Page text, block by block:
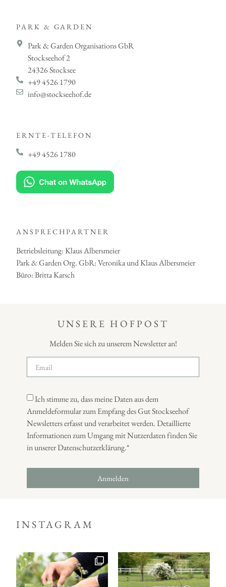
PARK & GARDEN
Park & Garden Organisations GbR
Stockseehof 2
24326 Stocksee
+49 4526 1790
info@stockseehof.de
ERNTE-TELEFON
+49 4526 1780
ANSPRECHPARTNER
Betriebsleitung: Klaus Albersmeier
Park & Garden Org. GbR: Veronika und Klaus Albersmeier
Büro: Britta Karsch
UNSERE HOFPOST
Melden Sie sich zu unserem Newsletter an!
Ich stimme zu, dass meine Daten aus dem
Anmeldeformular zum Empfang des Gut Stockseehof
Newsletters erfasst und verarbeitet werden. Detaillierte
Informationen zum Umgang mit Nutzerdaten finden Sie
in unserer Datenschutzerklärung.*
Anmelden
INSTAGRAM